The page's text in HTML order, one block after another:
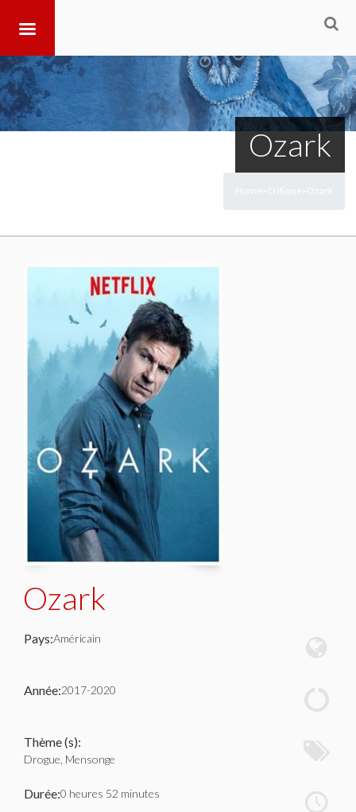
Ozark
Ozark
Pays:Américain
Année:2017-2020
Thème (s):
Drogue, Mensonge
Durée:0 heures 52 minutes